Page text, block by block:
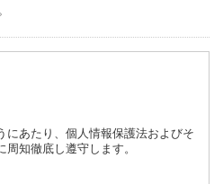
にあたり、個人情報保護法およびそ
知徹底し遵守します。